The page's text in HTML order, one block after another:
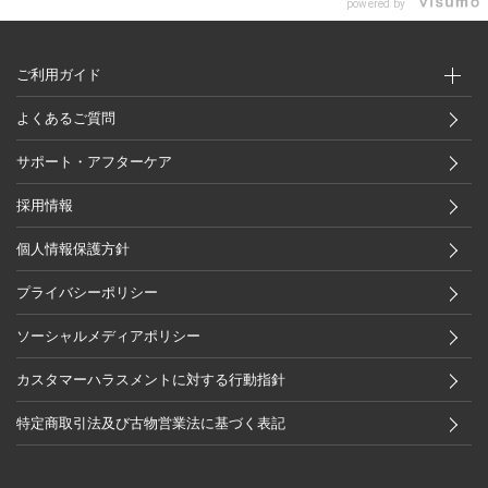
powered by
ご利用ガイド
よくあるご質問
サポート・アフターケア
採用情報
個人情報保護方針
プライバシーポリシー
ソーシャルメディアポリシー
カスタマーハラスメントに対する行動指針
特定商取引法及び古物営業法に基づく表記